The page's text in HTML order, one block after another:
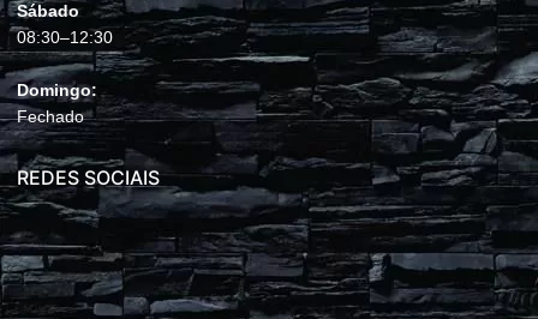
Sábado
08:30–12:30
Domingo:
Fechado
REDES SOCIAIS